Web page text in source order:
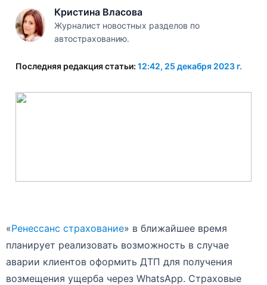
Кристина Власова
Журналист новостных разделов по
автострахованию.
Последняя редакция статьи: 12:42, 25 декабря 2023 г.
«Ренессанс страхование» в ближайшее время
планирует реализовать возможность в случае
аварии клиентов оформить ДТП для получения
возмещения ущерба через WhatsApp. Страховые